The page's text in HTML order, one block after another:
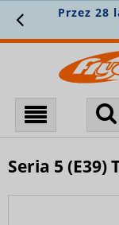
Przez 28 lat
Seria 5